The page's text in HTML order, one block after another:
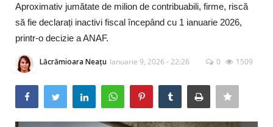
Extern
Politică
Socio-Economic
Monden
Aproximativ jumătate de milion de contribuabili, firme, riscă
să fie declarați inactivi fiscal începând cu 1 ianuarie 2026,
printr-o decizie a ANAF.
Lăcrămioara Neațu Ianuarie 9, 2026 - 22:26 0 1509